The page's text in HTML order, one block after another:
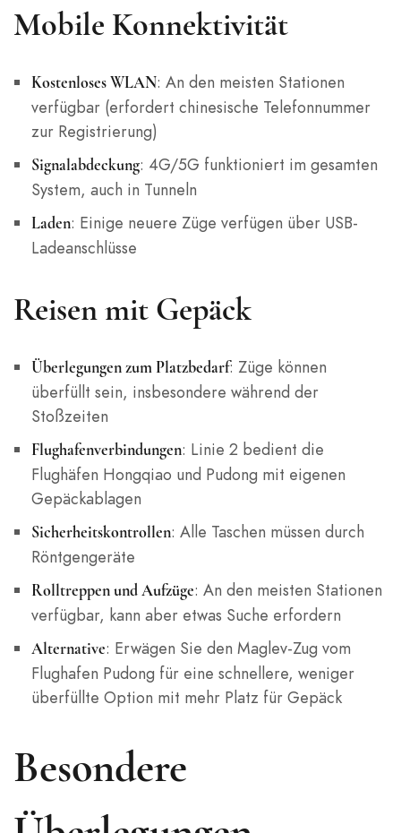
Mobile Konnektivität
Kostenloses WLAN: An den meisten Stationen
verfügbar (erfordert chinesische Telefonnummer
zur Registrierung)
Signalabdeckung: 4G/5G funktioniert im gesamten
System, auch in Tunneln
Laden: Einige neuere Züge verfügen über USB-
Ladeanschlüsse
Reisen mit Gepäck
Überlegungen zum Platzbedarf: Züge können
überfüllt sein, insbesondere während der
Stoßzeiten
Flughafenverbindungen: Linie 2 bedient die
Flughäfen Hongqiao und Pudong mit eigenen
Gepäckablagen
Sicherheitskontrollen: Alle Taschen müssen durch
Röntgengeräte
Rolltreppen und Aufzüge: An den meisten Stationen
verfügbar, kann aber etwas Suche erfordern
Alternative: Erwägen Sie den Maglev-Zug vom
Flughafen Pudong für eine schnellere, weniger
überfüllte Option mit mehr Platz für Gepäck
Besondere